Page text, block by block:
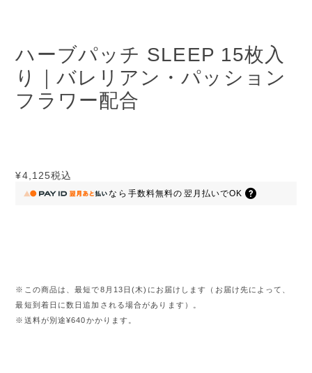
ハーブパッチ SLEEP 15枚入
り｜バレリアン・パッション
フラワー配合
¥4,125税込
なら 手数料無料の 翌月払いでOK
※この商品は、最短で8月13日(木)にお届けします（お届け先によって、
最短到着日に数日追加される場合があります）。
※送料が別途¥640かかります。